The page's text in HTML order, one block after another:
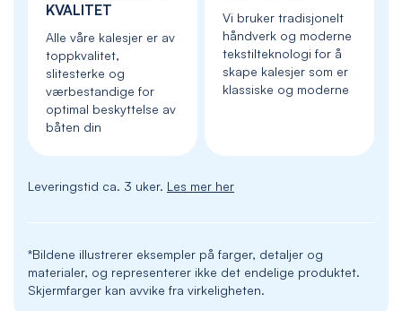
KVALITET
Alle våre kalesjer er av
toppkvalitet,
slitesterke og
værbestandige for
optimal beskyttelse av
båten din
Vi bruker tradisjonelt
håndverk og moderne
tekstilteknologi for å
skape kalesjer som er
klassiske og moderne
Leveringstid ca. 3 uker. Les mer her
*Bildene illustrerer eksempler på farger, detaljer og
materialer, og representerer ikke det endelige produktet.
Skjermfarger kan avvike fra virkeligheten.